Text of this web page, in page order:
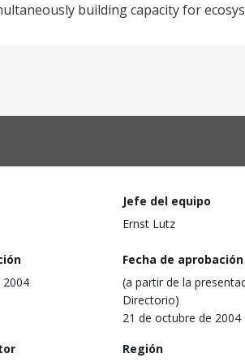
building capacity for
Jefe del equipo
Ernst Lutz
2004
Fecha de aprobación
(a partir de la
Directorio)
21 de octubre de 2004
Región